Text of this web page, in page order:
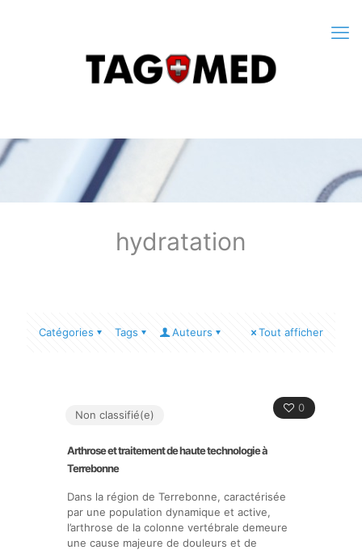
hydratation
Catégories Tags Auteurs Tout afficher
0
Non classifié(e)
Arthrose et traitement de haute technologie à
Terrebonne
Dans la région de Terrebonne, caractérisée
par une population dynamique et active,
l’arthrose de la colonne vertébrale demeure
une cause majeure de douleurs et de